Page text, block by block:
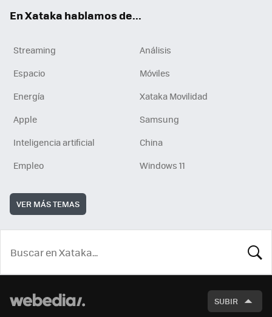
En Xataka hablamos de...
Streaming
Análisis
Espacio
Móviles
Energía
Xataka Movilidad
Apple
Samsung
Inteligencia artificial
China
Empleo
Windows 11
VER MÁS TEMAS
SUBIR